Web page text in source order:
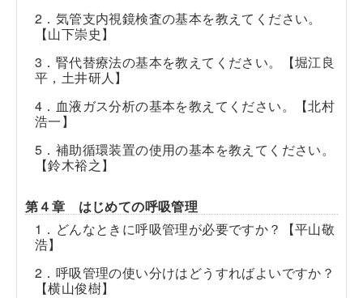
2．気管支内視鏡検査の基本を教えてください。
【山下崇史】
3．腎代替療法の基本を教えてください。【堀江良
平，土井研人】
4．血液ガス分析の基本を教えてください。【北村
浩一】
5．補助循環装置の使用の基本を教えてください。
【鈴木裕之】
第４章 はじめての呼吸管理
1．どんなときに呼吸管理が必要ですか？【平山敬
浩】
2．呼吸管理の使い分けはどうすればよいですか？
【横山俊樹】